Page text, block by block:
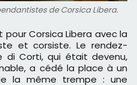
de Corsica Libera.
et corsiste. Le rendez-
di Corti, qui était devenu,
a cédé la place à un
la même trempe : une